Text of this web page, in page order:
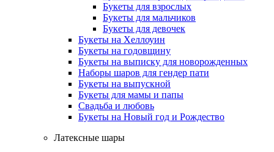
Букеты для взрослых
Букеты для мальчиков
Букеты для девочек
Букеты на Хеллоуин
Букеты на годовщину
Букеты на выписку для новорожденных
Наборы шаров для гендер пати
Букеты на выпускной
Букеты для мамы и папы
Свадьба и любовь
Букеты на Новый год и Рождество
Латексные шары